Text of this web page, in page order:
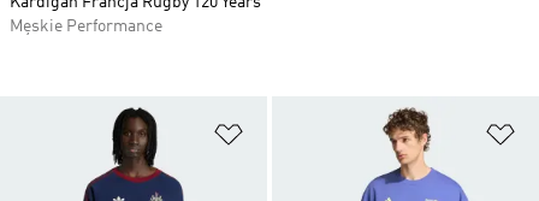
Dodaj do listy życzeń
Męskie Performance